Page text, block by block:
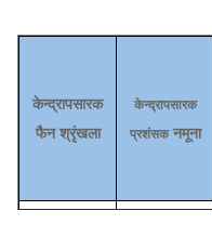
केन्द्रापसारक
फैन श्रृंखला
केन्द्रापसारक
प्रशंसक नमूना